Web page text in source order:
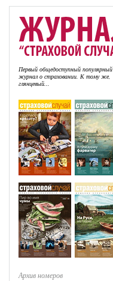
Первый общедоступный популярный
журнал о страховании. К тому же,
глянцевый...
Архив номеров